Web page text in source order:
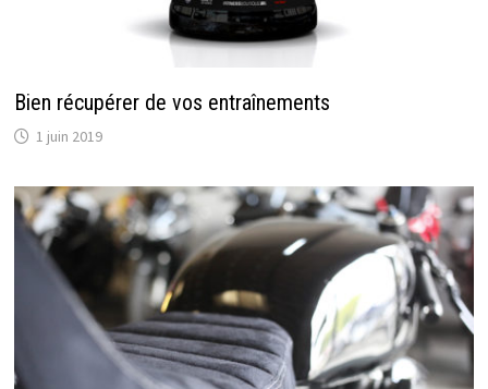
Bien récupérer de vos entraînements
1 juin 2019